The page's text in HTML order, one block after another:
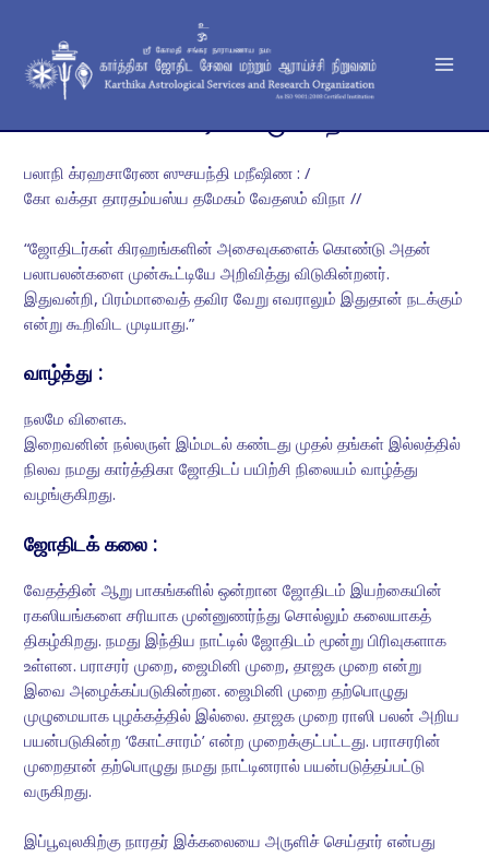
content
மாணவராக சேரும் விதம்
பலாநி க்ரஹசாரேண ஸுசயந்தி மநீஷிண : /
கோ வக்தா தாரதம்யஸ்ய தமேகம் வேதஸம் விநா //
“ஜோதிடர்கள் கிரஹங்களின் அசைவுகளைக் கொண்டு அதன்
பலாபலன்களை முன்கூட்டியே அறிவித்து விடுகின்றனர்.
இதுவன்றி, பிரம்மாவைத் தவிர வேறு எவராலும் இதுதான் நடக்கும்
என்று கூறிவிட முடியாது.”
வாழ்த்து :
நலமே விளைக.
இறைவனின் நல்லருள் இம்மடல் கண்டது முதல் தங்கள் இல்லத்தில்
நிலவ நமது கார்த்திகா ஜோதிடப் பயிற்சி நிலையம் வாழ்த்து
வழங்குகிறது.
ஜோதிடக் கலை :
வேதத்தின் ஆறு பாகங்களில் ஒன்றான ஜோதிடம் இயற்கையின்
ரகஸியங்களை சரியாக முன்னுணர்ந்து சொல்லும் கலையாகத்
திகழ்கிறது. நமது இந்திய நாட்டில் ஜோதிடம் மூன்று பிரிவுகளாக
உள்ளன. பராசரர் முறை, ஜைமினி முறை, தாஜக முறை என்று
இவை அழைக்கப்படுகின்றன. ஜைமினி முறை தற்பொழுது
முழுமையாக புழக்கத்தில் இல்லை. தாஜக முறை ராஸி பலன் அறிய
பயன்படுகின்ற ‘கோட்சாரம்’ என்ற முறைக்குட்பட்டது. பராசரரின்
முறைதான் தற்பொழுது நமது நாட்டினரால் பயன்படுத்தப்பட்டு
வருகிறது.
இப்பூவுலகிற்கு நாரதர் இக்கலையை அருளிச் செய்தார் என்பது